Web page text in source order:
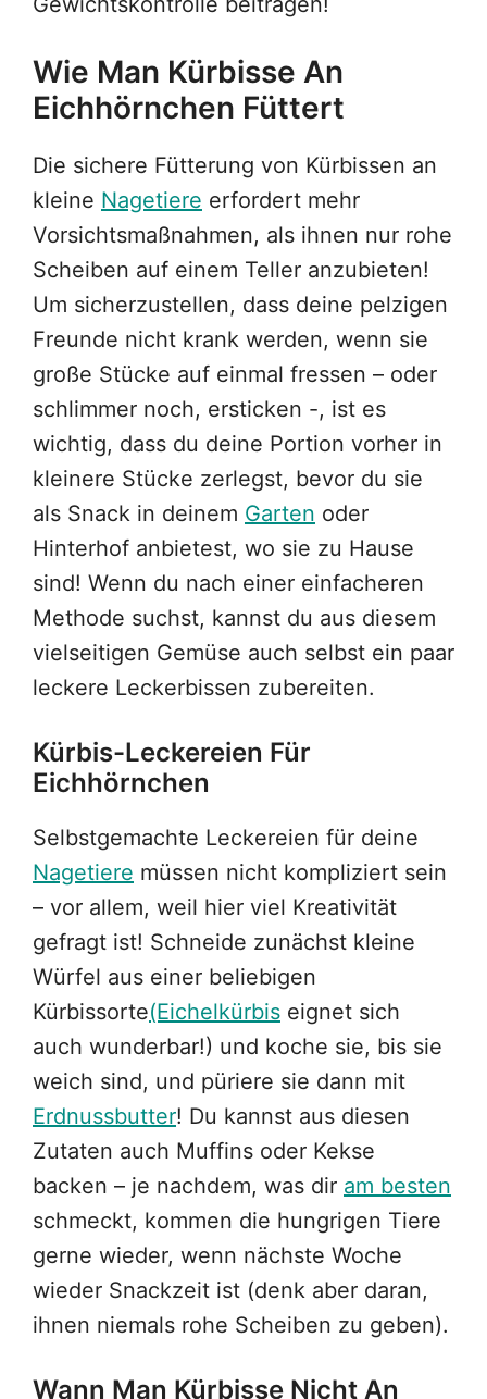
Wie Man Kürbisse An
Eichhörnchen Füttert
Die sichere Fütterung von Kürbissen an
kleine Nagetiere erfordert mehr
Vorsichtsmaßnahmen, als ihnen nur rohe
Scheiben auf einem Teller anzubieten!
Um sicherzustellen, dass deine pelzigen
Freunde nicht krank werden, wenn sie
große Stücke auf einmal fressen – oder
schlimmer noch, ersticken -, ist es
wichtig, dass du deine Portion vorher in
kleinere Stücke zerlegst, bevor du sie
als Snack in deinem Garten oder
Hinterhof anbietest, wo sie zu Hause
sind! Wenn du nach einer einfacheren
Methode suchst, kannst du aus diesem
vielseitigen Gemüse auch selbst ein paar
leckere Leckerbissen zubereiten.
Kürbis-Leckereien Für
Eichhörnchen
Selbstgemachte Leckereien für deine
Nagetiere müssen nicht kompliziert sein
– vor allem, weil hier viel Kreativität
gefragt ist! Schneide zunächst kleine
Würfel aus einer beliebigen
Kürbissorte(Eichelkürbis eignet sich
auch wunderbar!) und koche sie, bis sie
weich sind, und püriere sie dann mit
Erdnussbutter! Du kannst aus diesen
Zutaten auch Muffins oder Kekse
backen – je nachdem, was dir am besten
schmeckt, kommen die hungrigen Tiere
gerne wieder, wenn nächste Woche
wieder Snackzeit ist (denk aber daran,
ihnen niemals rohe Scheiben zu geben).
Wann Man Kürbisse Nicht An